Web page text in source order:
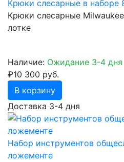
Крюки слесарные в наборе
Крюки слесарные
лотке
Наличие: Ожидание 3-4 дня
₽10 300 руб.
В корзину
Доставка 3-4 дня
Набор инструментов
ложементе